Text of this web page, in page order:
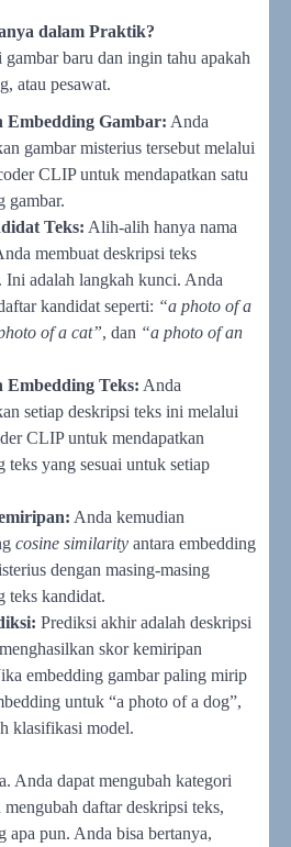
dalam Praktik?
baru dan ingin tahu apakah
atau pesawat.
Embedding Gambar: Anda
gambar misterius tersebut melalui
CLIP untuk mendapatkan satu
gambar.
Teks: Alih-alih hanya nama
membuat deskripsi teks
Ini adalah langkah kunci. Anda
kandidat seperti: “a photo of a
of a cat”, dan “a photo of an
Embedding Teks: Anda
setiap deskripsi teks ini melalui
CLIP untuk mendapatkan
teks yang sesuai untuk setiap
Anda kemudian
cosine similarity antara embedding
dengan masing-masing
teks kandidat.
Prediksi akhir adalah deskripsi
skor kemiripan
embedding gambar paling mirip
untuk “a photo of a dog”,
klasifikasi model.
Anda dapat mengubah kategori
daftar deskripsi teks,
apa pun. Anda bisa bertanya,